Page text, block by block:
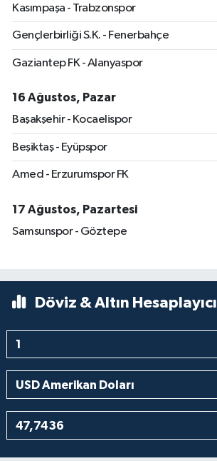
Kasımpaşa - Trabzonspor
Gençlerbirliği S.K. - Fenerbahçe
Gaziantep FK - Alanyaspor
16 Ağustos, Pazar
Başakşehir - Kocaelispor
Beşiktaş - Eyüpspor
Amed - Erzurumspor FK
17 Ağustos, Pazartesi
Samsunspor - Göztepe
Döviz & Altın Hesaplayıcı